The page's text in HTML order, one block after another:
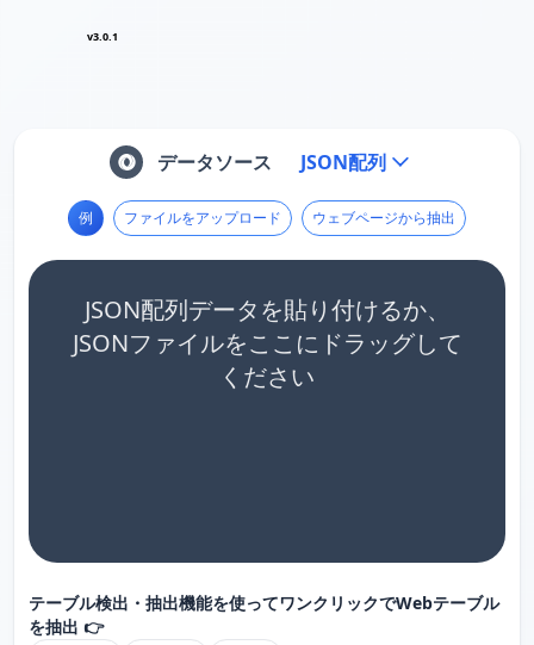
v3.0.1
データソース JSON配列
例 ファイルをアップロード ウェブページから抽出
JSON配列データを貼り付けるか、
JSONファイルをここにドラッグして
ください
テーブル検出・抽出機能を使ってワンクリックでWebテーブル
を抽出 👉